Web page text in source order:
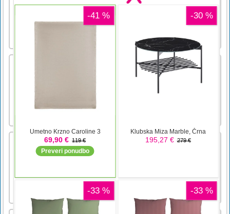
smučmi Jet. Pazite na svoje zdravje Jet Ski.
Igra se konča, če izgubite zdravje. Izpolnite
vse ravni, da zmagate v igri. Pritisnite puščico
Space Through – igra s klikanjem s
Kliker za vesoljske kartice.Miška ali dotik
SoniK Teci
Sonic the Hedgehog in njegovi prijatelji so
napraveMiška ali dotik za igro